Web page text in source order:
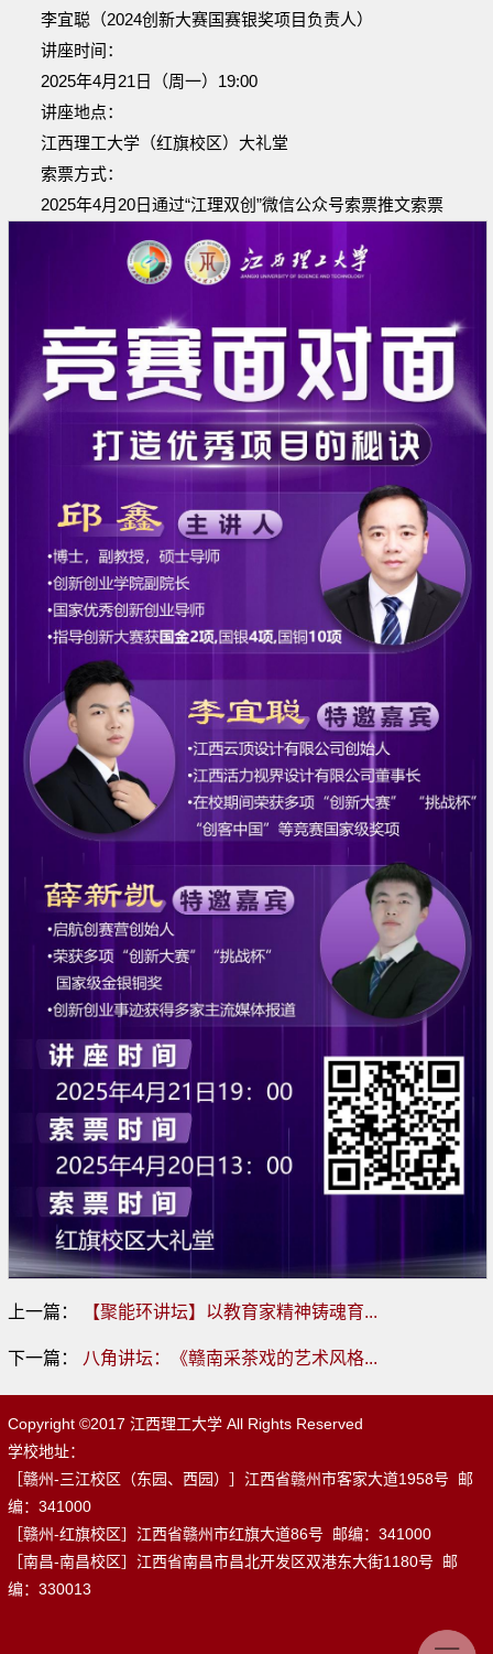
李宜聪（2024创新大赛国赛银奖项目负责人）
讲座时间：
2025年4月21日（周一）19:00
讲座地点：
江西理工大学（红旗校区）大礼堂
索票方式：
2025年4月20日通过“江理双创”微信公众号索票推文索票
上一篇： 【聚能环讲坛】以教育家精神铸魂育...
下一篇： 八角讲坛：《赣南采茶戏的艺术风格...
Copyright ©2017 江西理工大学 All Rights Reserved
学校地址：
［赣州-三江校区（东园、西园）］江西省赣州市客家大道1958号 邮
编：341000
［赣州-红旗校区］江西省赣州市红旗大道86号 邮编：341000
［南昌-南昌校区］江西省南昌市昌北开发区双港东大街1180号 邮
编：330013